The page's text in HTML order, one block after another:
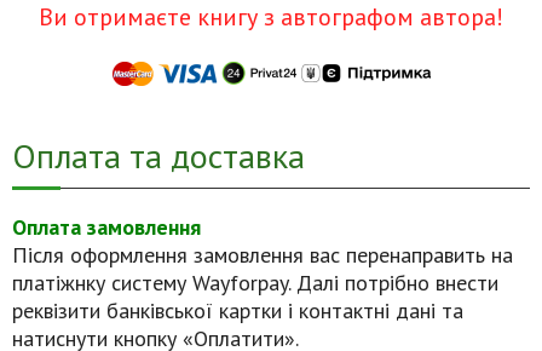
Ви отримаєте книгу з автографом автора!
Оплата та доставка
Оплата замовлення
Після оформлення замовлення вас перенаправить на
платіжнку систему Wayforpay. Далі потрібно внести
реквізити банківської картки і контактні дані та
натиснути кнопку «Оплатити».